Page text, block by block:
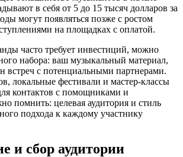
в себя от 5 до 15 тысяч долларов за
могут появляться позже с ростом
на площадках с оплатой.
часто требует инвестиций, можно
набора: ваш музыкальный материал,
встреч с потенциальными партнерами.
локальные фестивали и мастер-классы
контактов с помощниками и
помнить: целевая аудитория и стиль
подхода к каждому участнику
и сбор аудитории